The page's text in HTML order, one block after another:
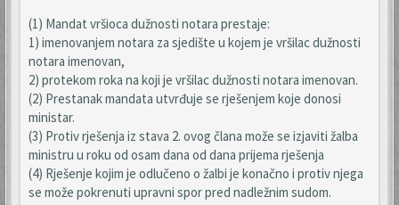
(1) Mandat vršioca dužnosti notara prestaje:
1) imenovanjem notara za sjedište u kojem je vršilac dužnosti
notara imenovan,
2) protekom roka na koji je vršilac dužnosti notara imenovan.
(2) Prestanak mandata utvrđuje se rješenjem koje donosi
ministar.
(3) Protiv rješenja iz stava 2. ovog člana može se izjaviti žalba
ministru u roku od osam dana od dana prijema rješenja
(4) Rješenje kojim je odlučeno o žalbi je konačno i protiv njega
se može pokrenuti upravni spor pred nadležnim sudom.